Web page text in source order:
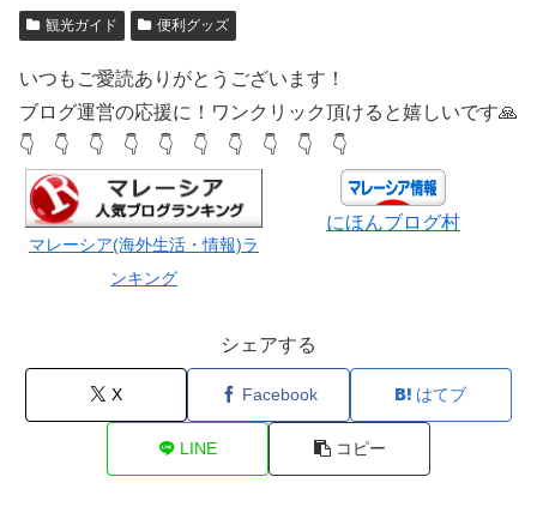
観光ガイド 便利グッズ
いつもご愛読ありがとうございます！
ブログ運営の応援に！ワンクリック頂けると嬉しいです🙏
👇 👇 👇 👇 👇 👇 👇 👇 👇 👇
マレーシア(海外生活・情報)ラ
ンキング
にほんブログ村
シェアする
X Facebook はてブ
LINE コピー